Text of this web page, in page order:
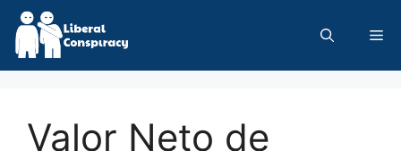
Skip
content
Valor Neto de